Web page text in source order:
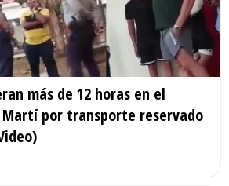
más de 12 horas en el
Martí por transporte reservado